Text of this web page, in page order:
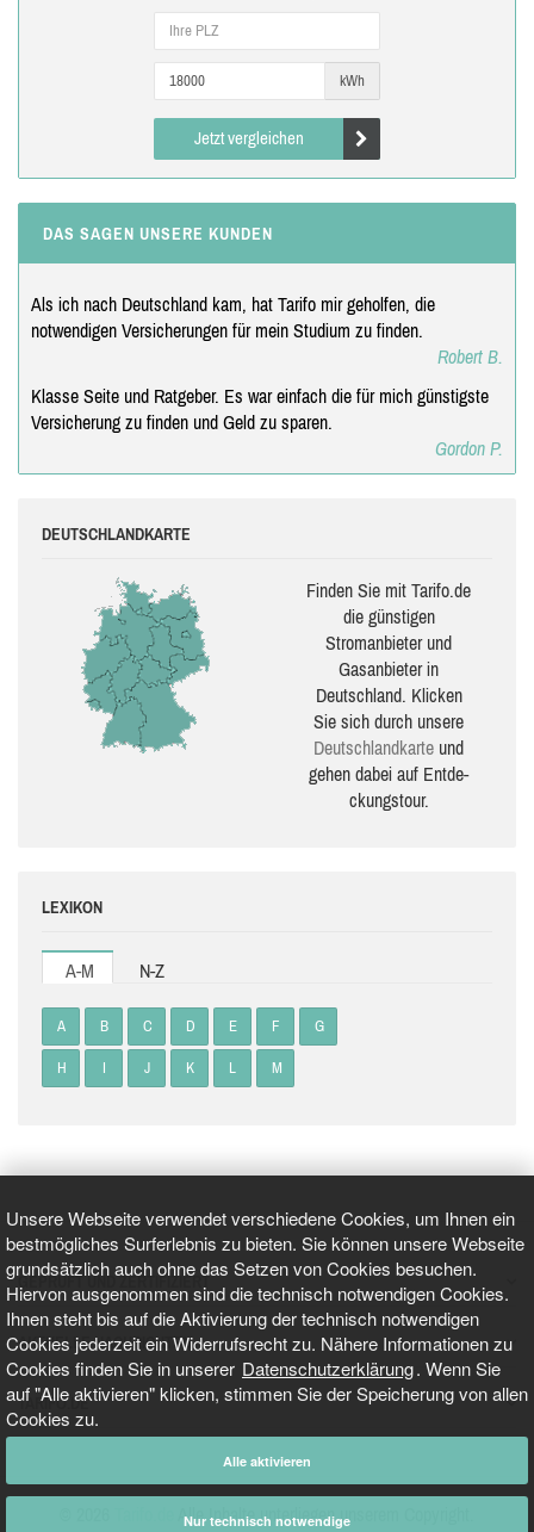
Unsere Webseite verwendet verschiedene Cookies, um Ihnen ein
bestmögliches Surferlebnis zu bieten. Sie können unsere Webseite
grundsätzlich auch ohne das Setzen von Cookies besuchen.
Hiervon ausgenommen sind die technisch notwendigen Cookies.
Ihnen steht bis auf die Aktivierung der technisch notwendigen
Cookies jederzeit ein Widerrufsrecht zu. Nähere Informationen zu
Cookies finden Sie in unserer Datenschutzerklärung. Wenn Sie
auf "Alle aktivieren" klicken, stimmen Sie der Speicherung von allen
Cookies zu.
Alle aktivieren
Nur technisch notwendige
kWh
Jetzt vergleichen
DAS SAGEN UNSERE KUNDEN
Als ich nach Deutschland kam, hat Tarifo mir geholfen, die
notwendigen Versicherungen für mein Studium zu finden.
Robert B.
Klasse Seite und Ratgeber. Es war einfach die für mich günstigste
Versicherung zu finden und Geld zu sparen.
Gordon P.
DEUTSCHLANDKARTE
Finden Sie mit Tarifo.de
die güns­ti­gen
Stromanbieter und
Gasanbieter in
Deutschland. Klicken
Sie sich durch unsere
Deutsch­land­karte und
gehen dabei auf Ent­de­
ckungs­tour.
LEXIKON
A-M N-Z
A B C D E F G
H I J K L M
GEPRÜFT UND ZERTIFIZIERT
AKTUELLE NACHRICHTEN
TARIFO.DE
Alle Inhalte unterliegen unserem Copyright.